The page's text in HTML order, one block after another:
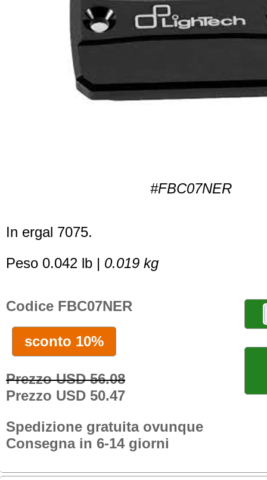
#FBC07NER
In ergal 7075.
Peso 0.042 lb | 0.019 kg
Codice FBC07NER
sconto 10%
Prezzo USD 56.08
Prezzo USD 50.47
Spedizione gratuita ovunque
Consegna in 6-14 giorni